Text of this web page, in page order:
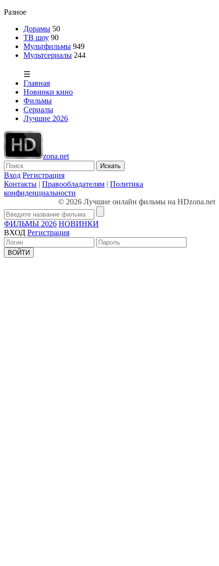
Разное
Дорамы 50
ТВ шоу 90
Мультфильмы 949
Мультсериалы 244
☰
Главная
Новинки кино
Фильмы
Сериалы
Лучшие 2026
zona.net
Искать
Вход Регистрация
Контакты | Правообладателям | Политика
конфиденциальности
© 2026 Лучшие онлайн фильмы на HDzona.net
ФИЛЬМЫ 2026 НОВИНКИ
ВХОД Регистрация